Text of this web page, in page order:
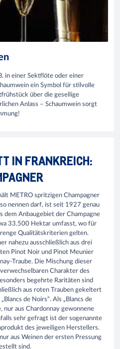
in einer Sektflöte oder einer
ein Symbol für stilvolle
über die gesellige
Anlass – Schaumwein sorgt
IN FRANKREICH:
METRO spritzigen Champagner
nennen darf, ist seit 1927 genau
dem Anbaugebiet der Champagne
33.500 Hektar umfasst, wo für
Qualitätskriterien gelten.
nahezu ausschließlich aus drei
Pinot Noir und Pinot Meunier
Traube. Die Mischung dieser
Charakter des
begehrte Raritäten sind
aus roten Trauben gekeltert
de Noirs“. Als „Blancs de
nur aus Chardonnay gewonnene
sehr gefragt ist der sogenannte
des jeweiligen Herstellers.
aus Weinen der ersten Pressung
sind.